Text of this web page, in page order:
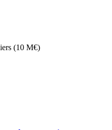
(10 M€)